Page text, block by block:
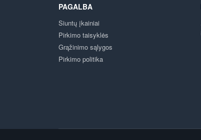
PAGALBA
Siuntų įkainiai
Pirkimo taisyklės
Grąžinimo sąlygos
Pirkimo politika